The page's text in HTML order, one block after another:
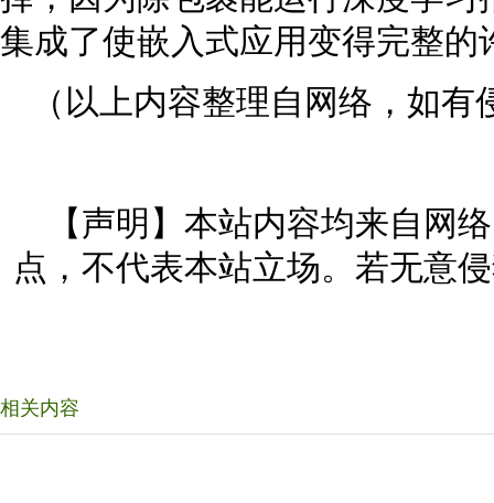
集成了使嵌入式应用变得完整的
（以上内容整理自网络，如
【声明】本站内容均来自网
点，不代表本站立场。若无意
相关内容